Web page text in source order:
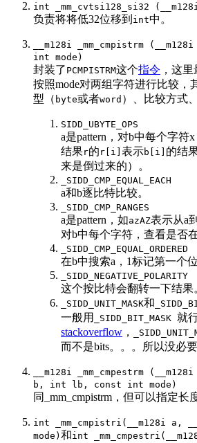
int _mm_cvtsi128_si32
负责将将低32位移到 int中。
__m128i _mm_cmpistrm
int mode)
封装了 PCMPISTRM这个指令 ，这
按照mode对两组字符进行比较，
型（ byte或者word ）、比较方式
SIDD_UBYTE_OPS
a是pattern，对b中每个字符
结果r的 r[i] 表示b[i] 的结
来是倒过来的）。
_SIDD_CMP_EQUAL_EACH
a和b逐比特比较。
_SIDD_CMP_RANGES
a是pattern，如azAZ表示从a
对b中每个字符，查看是否
_SIDD_CMP_EQUAL_ORDERED
在b中搜索a，1标记第一个位
_SIDD_NEGATIVE_POLARITY
这个按比特会翻转一下结果
_SIDD_UNIT_MASK和
一般用 _SIDD_BIT_MASK 就
stackoverflow ，
而不是bits。。。所以没必
__m128i _mm_cmpestrm
b, int lb, const int mode)
同_mm_cmpistrm，但可以指定长
int _mm_cmpistri(__m128i a,
mode) 和int